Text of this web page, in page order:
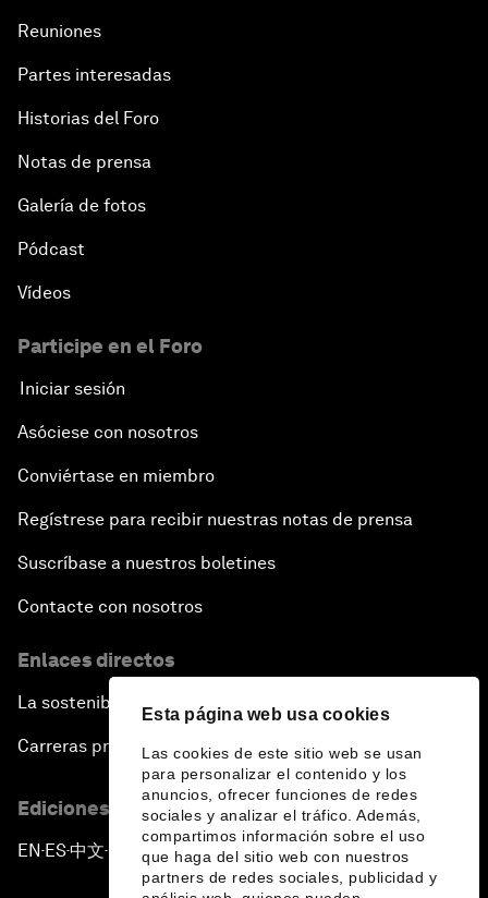
Esta página web usa cookies
Las cookies de este sitio web se usan
para personalizar el contenido y los
anuncios, ofrecer funciones de redes
sociales y analizar el tráfico. Además,
compartimos información sobre el uso
que haga del sitio web con nuestros
partners de redes sociales, publicidad y
Reuniones
Partes interesadas
Historias del Foro
Notas de prensa
Galería de fotos
Pódcast
Vídeos
Participe en el Foro
Iniciar sesión
Asóciese con nosotros
Conviértase en miembro
Regístrese para recibir nuestras notas de prensa
Suscríbase a nuestros boletines
Contacte con nosotros
Enlaces directos
La sostenibilidad en el Foro
Carreras profesionales
Ediciones en otros idiomas
EN ▪ ES▪中文▪ 日本語